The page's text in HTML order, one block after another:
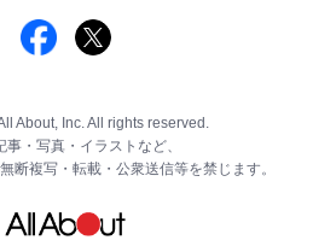
About, Inc. All rights reserved.
事・写真・イラストなど、
断複写・転載・公衆送信等を禁じます。